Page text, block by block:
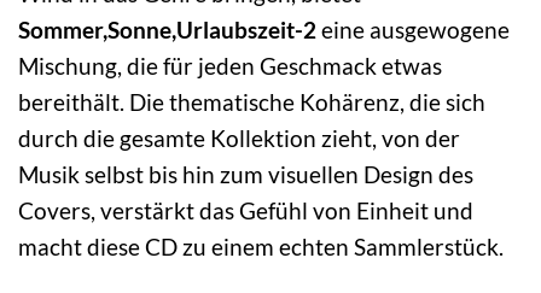
Sommer,Sonne,Urlaubszeit-2 eine ausgewogene
Mischung, die für jeden Geschmack etwas
bereithält. Die thematische Kohärenz, die sich
durch die gesamte Kollektion zieht, von der
Musik selbst bis hin zum visuellen Design des
Covers, verstärkt das Gefühl von Einheit und
macht diese CD zu einem echten Sammlerstück.